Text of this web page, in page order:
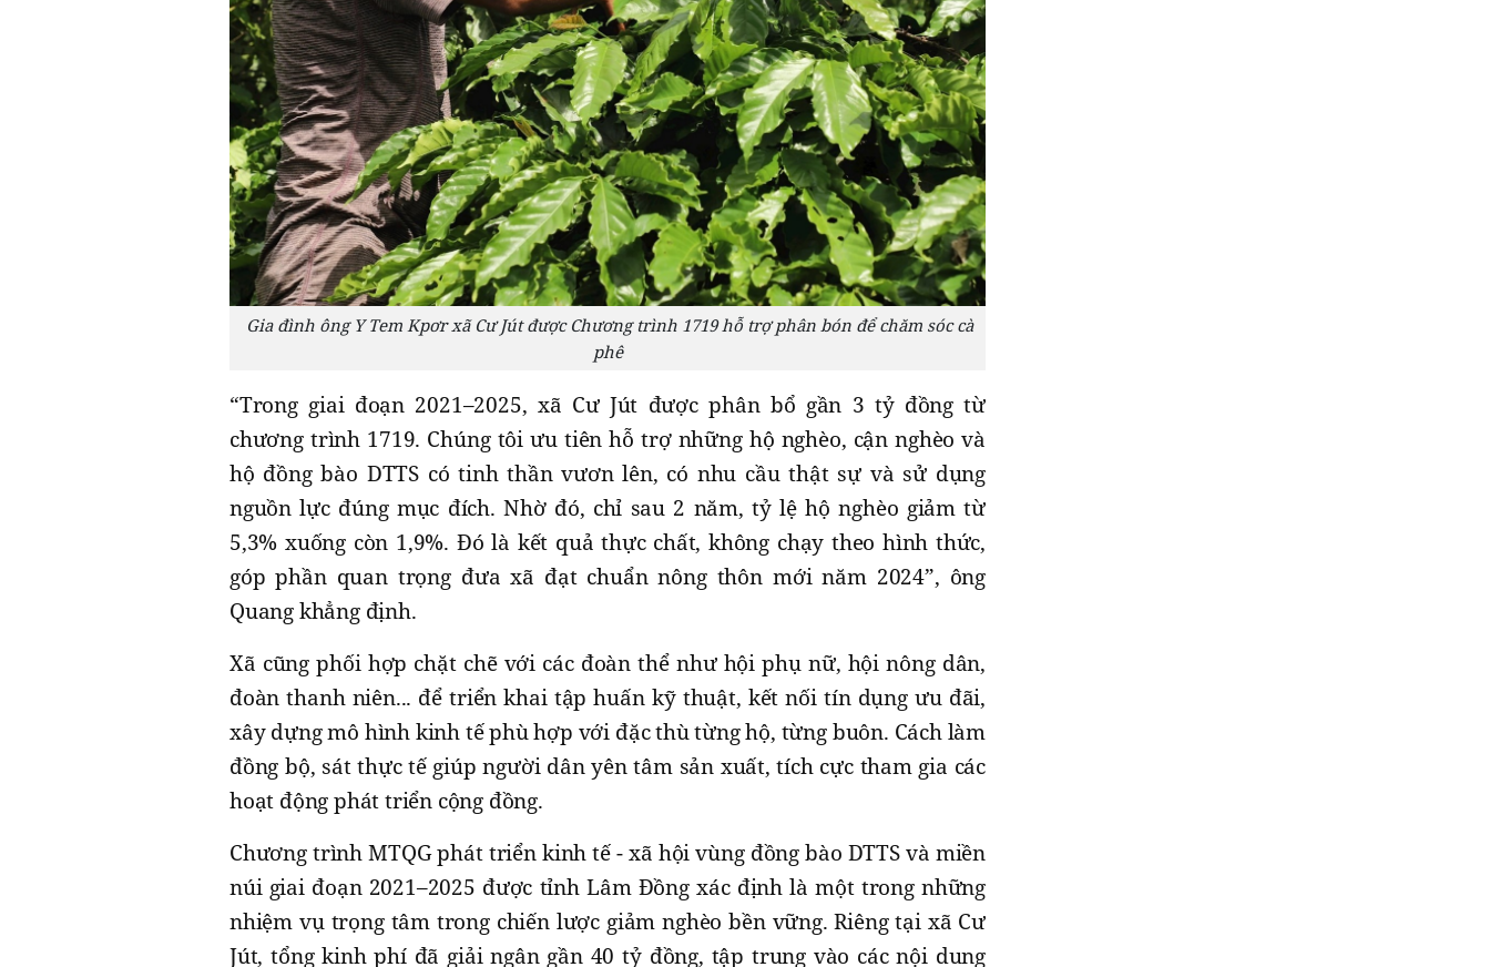
Gia đình ông Y Tem Kpơr xã Cư Jút được Chương trình 1719 hỗ trợ phân bón để chăm sóc cà
phê
“Trong giai đoạn 2021–2025, xã Cư Jút được phân bổ gần 3 tỷ đồng từ
chương trình 1719. Chúng tôi ưu tiên hỗ trợ những hộ nghèo, cận nghèo và
hộ đồng bào DTTS có tinh thần vươn lên, có nhu cầu thật sự và sử dụng
nguồn lực đúng mục đích. Nhờ đó, chỉ sau 2 năm, tỷ lệ hộ nghèo giảm từ
5,3% xuống còn 1,9%. Đó là kết quả thực chất, không chạy theo hình thức,
góp phần quan trọng đưa xã đạt chuẩn nông thôn mới năm 2024”, ông
Quang khẳng định.
Xã cũng phối hợp chặt chẽ với các đoàn thể như hội phụ nữ, hội nông dân,
đoàn thanh niên... để triển khai tập huấn kỹ thuật, kết nối tín dụng ưu đãi,
xây dựng mô hình kinh tế phù hợp với đặc thù từng hộ, từng buôn. Cách làm
đồng bộ, sát thực tế giúp người dân yên tâm sản xuất, tích cực tham gia các
hoạt động phát triển cộng đồng.
Chương trình MTQG phát triển kinh tế - xã hội vùng đồng bào DTTS và miền
núi giai đoạn 2021–2025 được tỉnh Lâm Đồng xác định là một trong những
nhiệm vụ trọng tâm trong chiến lược giảm nghèo bền vững. Riêng tại xã Cư
Jút, tổng kinh phí đã giải ngân gần 40 tỷ đồng, tập trung vào các nội dung